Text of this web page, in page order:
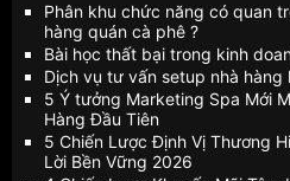
Phân khu chức năng có quan
hàng quán cà phê ?
Bài học thất bại trong kinh
Dịch vụ tư vấn setup nhà hàng
5 Ý tưởng Marketing Spa Mới
Hàng Đầu Tiên
5 Chiến Lược Định Vị Thương
Lời Bền Vững 2026